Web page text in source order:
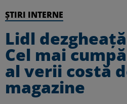
ȘTIRI INTERNE
Lidl
Cel mai
al verii costă
magazine